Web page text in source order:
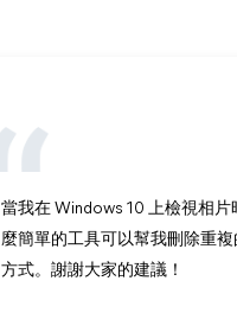
當我在 Windows 10 上檢視相
麼簡單的工具可以幫我刪除重
方式。謝謝大家的建議！